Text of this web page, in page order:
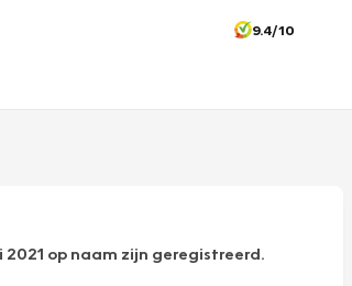
9.4/10
op naam zijn geregistreerd.